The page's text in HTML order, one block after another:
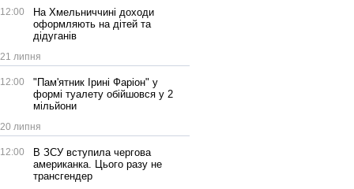
12:00
На Хмельниччині доходи
оформляють на дітей та
дідуганів
21 липня
12:00
"Пам'ятник Ірині Фаріон" у
формі туалету обійшовся у 2
мільйони
20 липня
12:00
В ЗСУ вступила чергова
американка. Цього разу не
трансгендер